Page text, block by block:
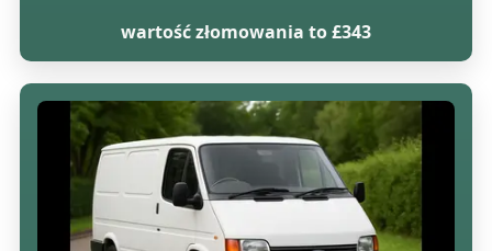
wartość złomowania to £343